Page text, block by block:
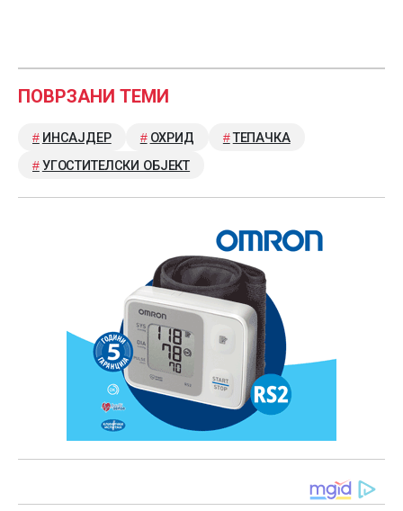
ПОВРЗАНИ ТЕМИ
ИНСАЈДЕР ОХРИД
ТЕПАЧКА
УГОСТИТЕЛСКИ ОБЈЕКТ